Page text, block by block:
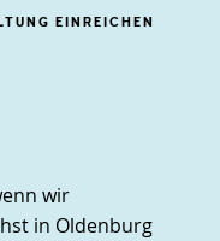
EINREICHEN
wir
in Oldenburg